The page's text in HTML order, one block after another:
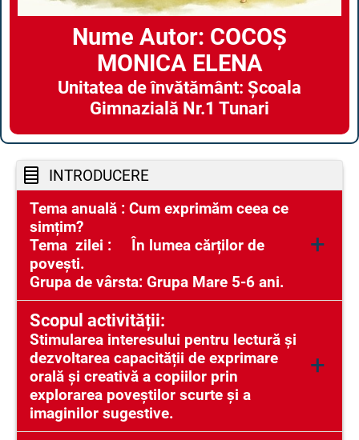
Nume Autor: COCOȘ
MONICA ELENA
Unitatea de învătământ: Școala
Gimnazială Nr.1 Tunari
INTRODUCERE
Tema anuală : Cum exprimăm ceea ce
simțim?
Tema zilei :
În lumea cărților de
povești.
Grupa de vârsta: Grupa Mare 5-6 ani.
+
Scopul activității:
Stimularea interesului pentru lectură și
dezvoltarea capacității de exprimare
orală și creativă a copiilor prin
explorarea poveștilor scurte și a
imaginilor sugestive.
+